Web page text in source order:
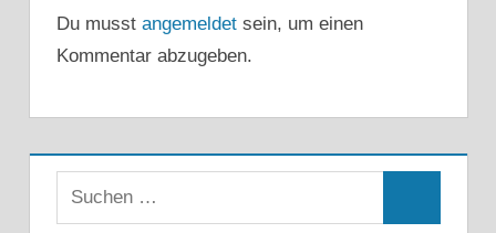
Du musst angemeldetsein, um einen
Kommentar abzugeben.